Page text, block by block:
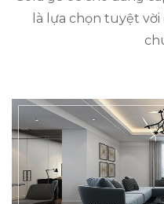
là lựa chọn tuyệt